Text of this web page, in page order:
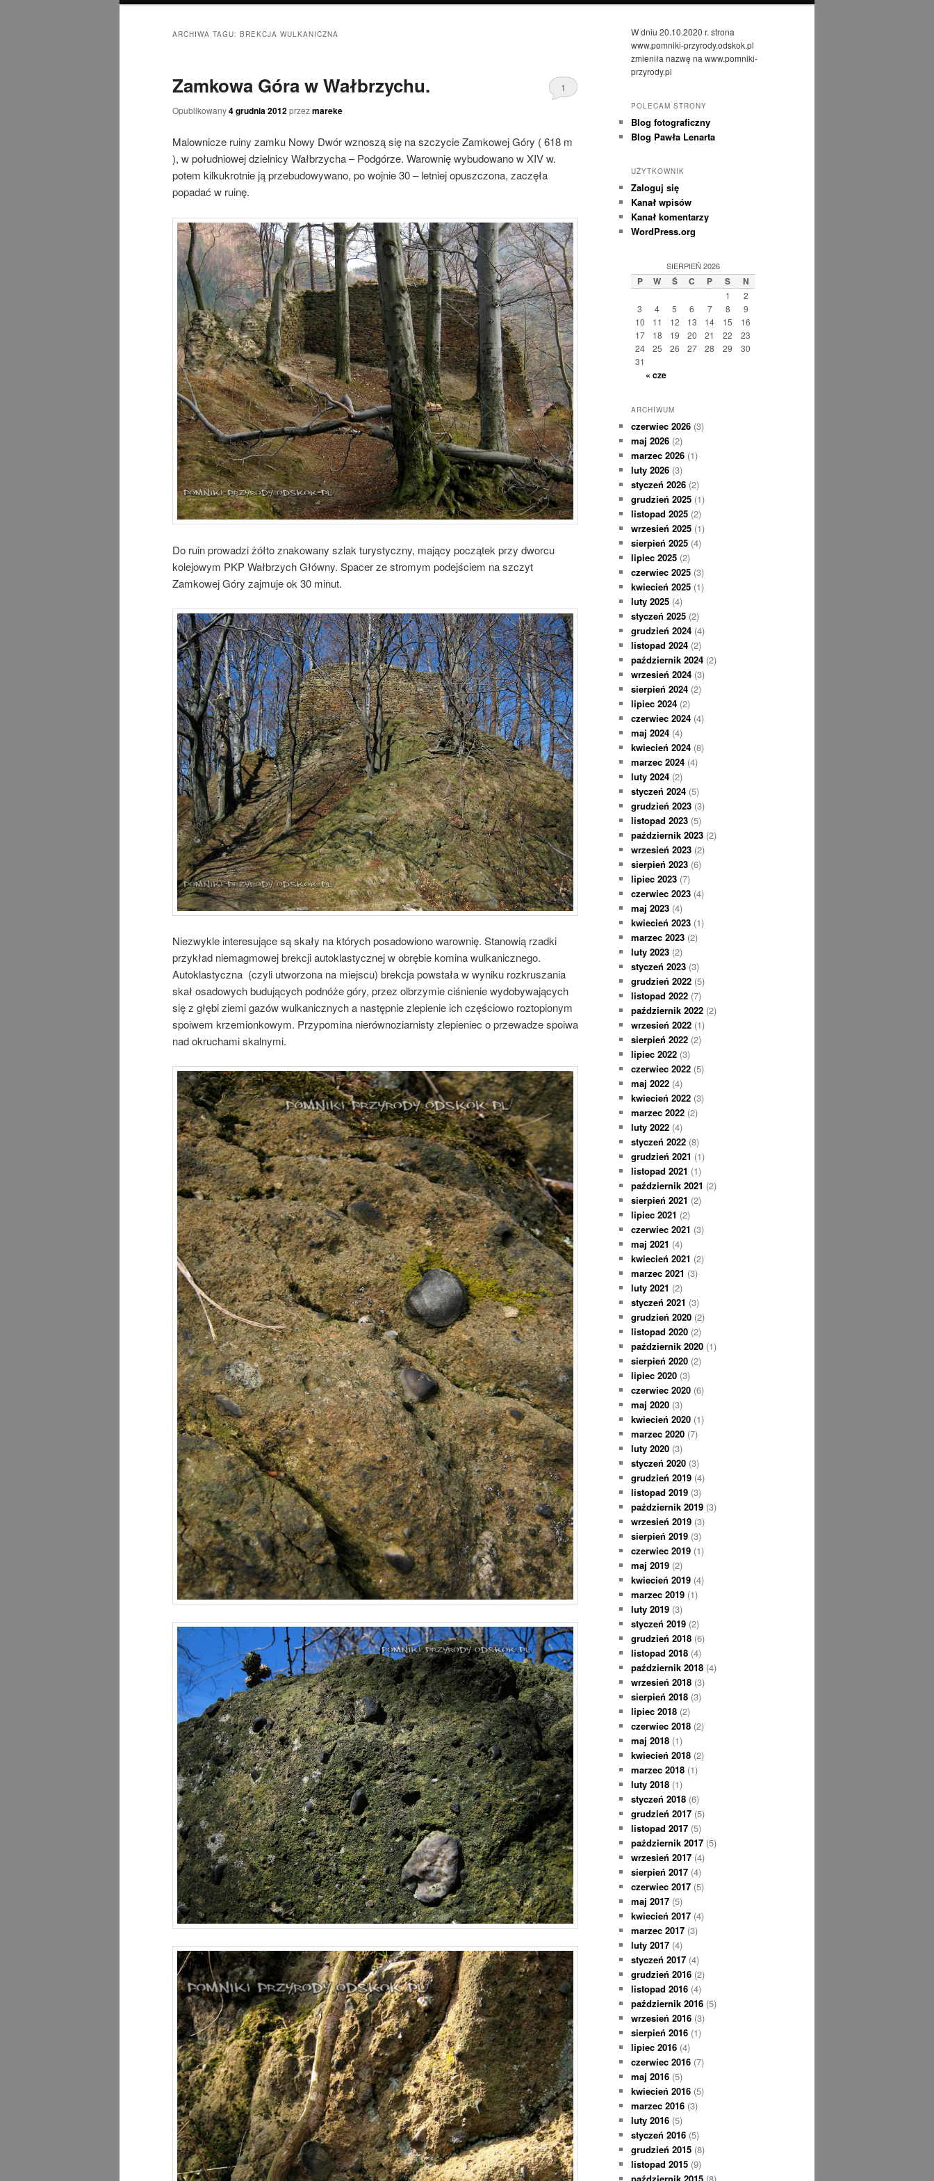
ARCHIWA TAGU: BREKCJA WULKANICZNA
Zamkowa Góra w Wałbrzychu.
Opublikowany4 grudnia 2012przezmareke
1
Malownicze ruiny zamku Nowy Dwór wznoszą się na szczycie Zamkowej Góry ( 618 m
), w południowej dzielnicy Wałbrzycha – Podgórze. Warownię wybudowano w XIV w.
potem kilkukrotnie ją przebudowywano, po wojnie 30 – letniej opuszczona, zaczęła
popadać w ruinę.
Do ruin prowadzi żółto znakowany szlak turystyczny, mający początek przy dworcu
kolejowym PKP Wałbrzych Główny. Spacer ze stromym podejściem na szczyt
Zamkowej Góry zajmuje ok 30 minut.
Niezwykle interesujące są skały na których posadowiono warownię. Stanowią rzadki
przykład niemagmowej brekcji autoklastycznej w obrębie komina wulkanicznego.
Autoklastyczna (czyli utworzona na miejscu) brekcja powstała w wyniku rozkruszania
skał osadowych budujących podnóże góry, przez olbrzymie ciśnienie wydobywających
się z głębi ziemi gazów wulkanicznych a następnie zlepienie ich częściowo roztopionym
spoiwem krzemionkowym. Przypomina nierównoziarnisty zlepieniec o przewadze spoiwa
nad okruchami skalnymi.
W dniu 20.10.2020 r. strona
www.pomniki-przyrody.odskok.pl
zmieniła nazwę na www.pomniki-
przyrody.pl
POLECAM STRONY
Blog fotograficzny
Blog Pawła Lenarta
UŻYTKOWNIK
Zaloguj się
Kanał wpisów
Kanał komentarzy
WordPress.org
SIERPIEŃ 2026
P W Ś C P S N
1
2
3
4 5 6 7 8
9
10
11 12 13 14 15
16
17
18 19 20 21 22
23
24
25 26 27 28 29
30
31
« cze
ARCHIWUM
czerwiec 2026 (3)
maj 2026 (2)
marzec 2026 (1)
luty 2026 (3)
styczeń 2026 (2)
grudzień 2025 (1)
listopad 2025 (2)
wrzesień 2025 (1)
sierpień 2025 (4)
lipiec 2025 (2)
czerwiec 2025 (3)
kwiecień 2025 (1)
luty 2025 (4)
styczeń 2025 (2)
grudzień 2024 (4)
listopad 2024 (2)
październik 2024 (2)
wrzesień 2024 (3)
sierpień 2024 (2)
lipiec 2024 (2)
czerwiec 2024 (4)
maj 2024 (4)
kwiecień 2024 (8)
marzec 2024 (4)
luty 2024 (2)
styczeń 2024 (5)
grudzień 2023 (3)
listopad 2023 (5)
październik 2023 (2)
wrzesień 2023 (2)
sierpień 2023 (6)
lipiec 2023 (7)
czerwiec 2023 (4)
maj 2023 (4)
kwiecień 2023 (1)
marzec 2023 (2)
luty 2023 (2)
styczeń 2023 (3)
grudzień 2022 (5)
listopad 2022 (7)
październik 2022 (2)
wrzesień 2022 (1)
sierpień 2022 (2)
lipiec 2022 (3)
czerwiec 2022 (5)
maj 2022 (4)
kwiecień 2022 (3)
marzec 2022 (2)
luty 2022 (4)
styczeń 2022 (8)
grudzień 2021 (1)
listopad 2021 (1)
październik 2021 (2)
sierpień 2021 (2)
lipiec 2021 (2)
czerwiec 2021 (3)
maj 2021 (4)
kwiecień 2021 (2)
marzec 2021 (3)
luty 2021 (2)
styczeń 2021 (3)
grudzień 2020 (2)
listopad 2020 (2)
październik 2020 (1)
sierpień 2020 (2)
lipiec 2020 (3)
czerwiec 2020 (6)
maj 2020 (3)
kwiecień 2020 (1)
marzec 2020 (7)
luty 2020 (3)
styczeń 2020 (3)
grudzień 2019 (4)
listopad 2019 (3)
październik 2019 (3)
wrzesień 2019 (3)
sierpień 2019 (3)
czerwiec 2019 (1)
maj 2019 (2)
kwiecień 2019 (4)
marzec 2019 (1)
luty 2019 (3)
styczeń 2019 (2)
grudzień 2018 (6)
listopad 2018 (4)
październik 2018 (4)
wrzesień 2018 (3)
sierpień 2018 (3)
lipiec 2018 (2)
czerwiec 2018 (2)
maj 2018 (1)
kwiecień 2018 (2)
marzec 2018 (1)
luty 2018 (1)
styczeń 2018 (6)
grudzień 2017 (5)
listopad 2017 (5)
październik 2017 (5)
wrzesień 2017 (4)
sierpień 2017 (4)
czerwiec 2017 (5)
maj 2017 (5)
kwiecień 2017 (4)
marzec 2017 (3)
luty 2017 (4)
styczeń 2017 (4)
grudzień 2016 (2)
listopad 2016 (4)
październik 2016 (5)
wrzesień 2016 (3)
sierpień 2016 (1)
lipiec 2016 (4)
czerwiec 2016 (7)
maj 2016 (5)
kwiecień 2016 (5)
marzec 2016 (3)
luty 2016 (5)
styczeń 2016 (5)
grudzień 2015 (8)
listopad 2015 (9)